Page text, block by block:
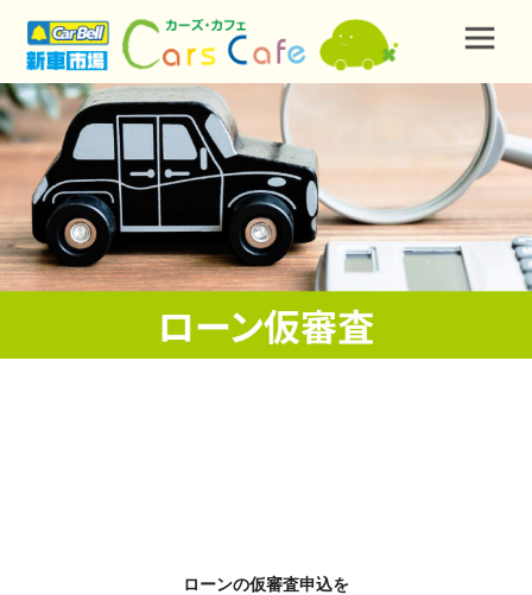
ローンの仮審査申込を